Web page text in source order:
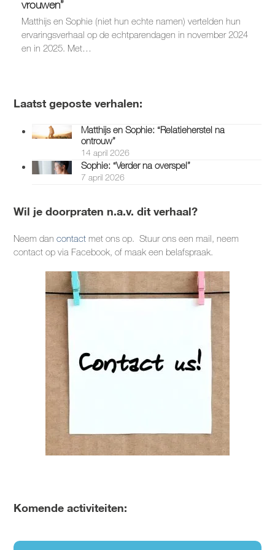
vrouwen”
Matthijs en Sophie (niet hun echte namen) vertelden hun
ervaringsverhaal op de echtparendagen in november 2024
en in 2025. Met…
Laatst geposte verhalen:
Matthijs en Sophie: “Relatieherstel na
ontrouw”
14 april 2026
Sophie: “Verder na overspel”
7 april 2026
Wil je doorpraten n.a.v. dit verhaal?
Neem dancontact met ons op. Stuur ons een mail, neem
contact op via Facebook, of maak een belafspraak.
Komende activiteiten: